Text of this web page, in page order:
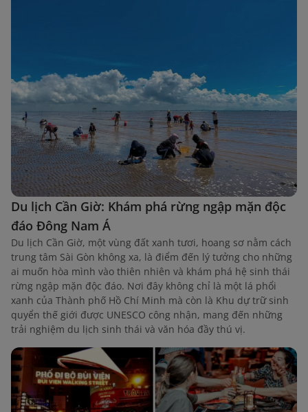
Du lịch Cần Giờ: Khám phá rừng ngập mặn độc
đáo Đông Nam Á
Du lịch Cần Giờ, một vùng đất xanh tươi, hoang sơ nằm cách
trung tâm Sài Gòn không xa, là điểm đến lý tưởng cho những
ai muốn hòa mình vào thiên nhiên và khám phá hệ sinh thái
rừng ngập mặn độc đáo. Nơi đây không chỉ là một lá phổi
xanh của Thành phố Hồ Chí Minh mà còn là Khu dự trữ sinh
quyển thế giới được UNESCO công nhận, mang đến những
trải nghiệm du lịch sinh thái và văn hóa đầy thú vị.